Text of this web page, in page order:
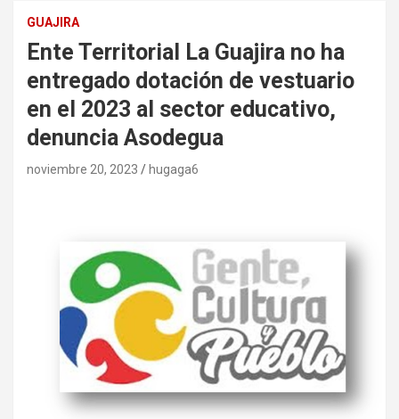
GUAJIRA
Ente Territorial La Guajira no ha
entregado dotación de vestuario
en el 2023 al sector educativo,
denuncia Asodegua
noviembre 20, 2023 hugaga6